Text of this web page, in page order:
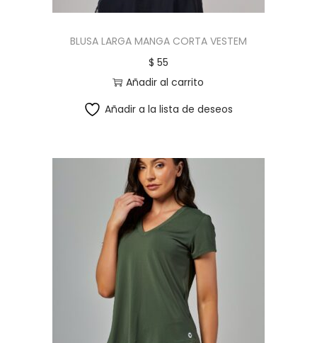
BLUSA LARGA MANGA CORTA VESTEM
$ 55
Añadir al carrito
Añadir a la lista de deseos